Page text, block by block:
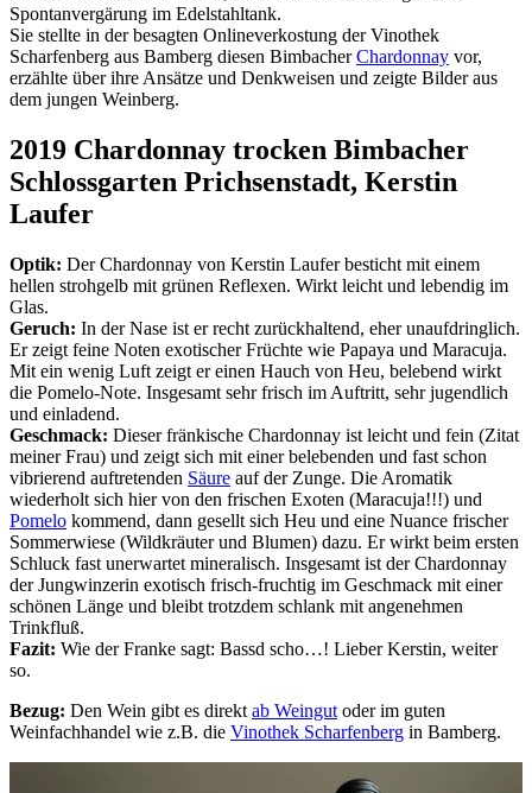
Spontanvergärung im Edelstahltank.
Sie stellte in der besagten Onlineverkostung der Vinothek
Scharfenberg aus Bamberg diesen BimbacherChardonnay vor,
erzählte über ihre Ansätze und Denkweisen und zeigte Bilder aus
dem jungen Weinberg.
2019 Chardonnay trocken Bimbacher
Schlossgarten Prichsenstadt, Kerstin
Laufer
Optik: Der Chardonnay von Kerstin Laufer besticht mit einem
hellen strohgelb mit grünen Reflexen. Wirkt leicht und lebendig im
Glas.
Geruch: In der Nase ist er recht zurückhaltend, eher unaufdringlich.
Er zeigt feine Noten exotischer Früchte wie Papaya und Maracuja.
Mit ein wenig Luft zeigt er einen Hauch von Heu, belebend wirkt
die Pomelo-Note. Insgesamt sehr frisch im Auftritt, sehr jugendlich
und einladend.
Geschmack: Dieser fränkische Chardonnay ist leicht und fein (Zitat
meiner Frau) und zeigt sich mit einer belebenden und fast schon
vibrierend auftretenden Säure auf der Zunge. Die Aromatik
wiederholt sich hier von den frischen Exoten (Maracuja!!!) und
Pomelo kommend, dann gesellt sich Heu und eine Nuance frischer
Sommerwiese (Wildkräuter und Blumen) dazu. Er wirkt beim ersten
Schluck fast unerwartet mineralisch. Insgesamt ist der Chardonnay
der Jungwinzerin exotisch frisch-fruchtig im Geschmack mit einer
schönen Länge und bleibt trotzdem schlank mit angenehmen
Trinkfluß.
Fazit: Wie der Franke sagt: Bassd scho…! Lieber Kerstin, weiter
so.
Bezug: Den Wein gibt es direkt ab Weingut oder im guten
Weinfachhandel wie z.B. die Vinothek Scharfenberg in Bamberg.